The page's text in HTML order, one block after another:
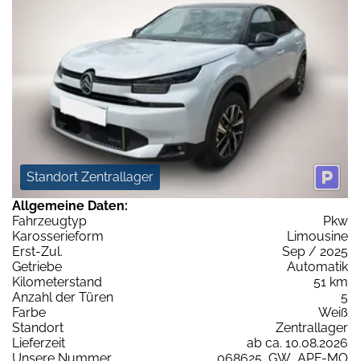
Standort Zentrallager
Allgemeine Daten:
Fahrzeugtyp
Pkw
Karosserieform
Limousine
Erst-Zul.
Sep / 2025
Getriebe
Automatik
Kilometerstand
51 km
Anzahl der Türen
5
Farbe
Weiß
Standort
Zentrallager
Lieferzeit
ab ca. 10.08.2026